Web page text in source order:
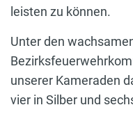
leisten zu können.
Unter den
unserer Kameraden
vier in Silber und